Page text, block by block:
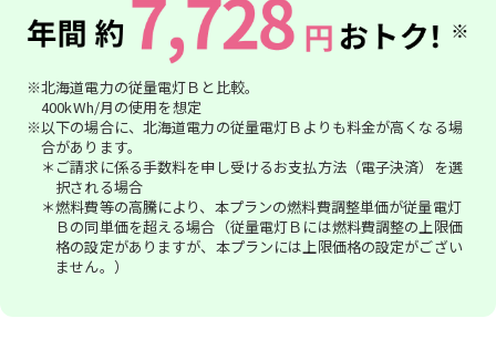
※北海道電力の従量電灯Ｂと比較。
400kWh/月の使用を想定
※以下の場合に、北海道電力の従量電灯Ｂよりも料金が高くなる場
合があります。
＊ご請求に係る手数料を申し受けるお支払方法（電子決済）を選
択される場合
＊燃料費等の高騰により、本プランの燃料費調整単価が従量電灯
Ｂの同単価を超える場合（従量電灯Ｂには燃料費調整の上限価
格の設定がありますが、本プランには上限価格の設定がござい
ません。）